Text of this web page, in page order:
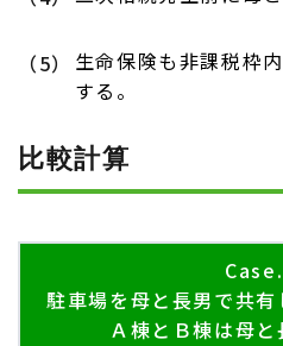
（5）
生命保険も非課税枠
する。
比較計算
駐車場を母と長男で共
Ａ棟とＢ棟は母